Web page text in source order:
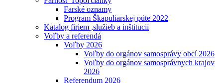
Farské oznamy
Program Škapuliarskej púte 2022
Katalog firiem ,služieb a inštitucií
Voľby a referendá
Voľby 2026
Voľby do orgánov samosprávy obcí 2026
Voľby do orgánov samosprávnych krajov
2026
Referendum 2026